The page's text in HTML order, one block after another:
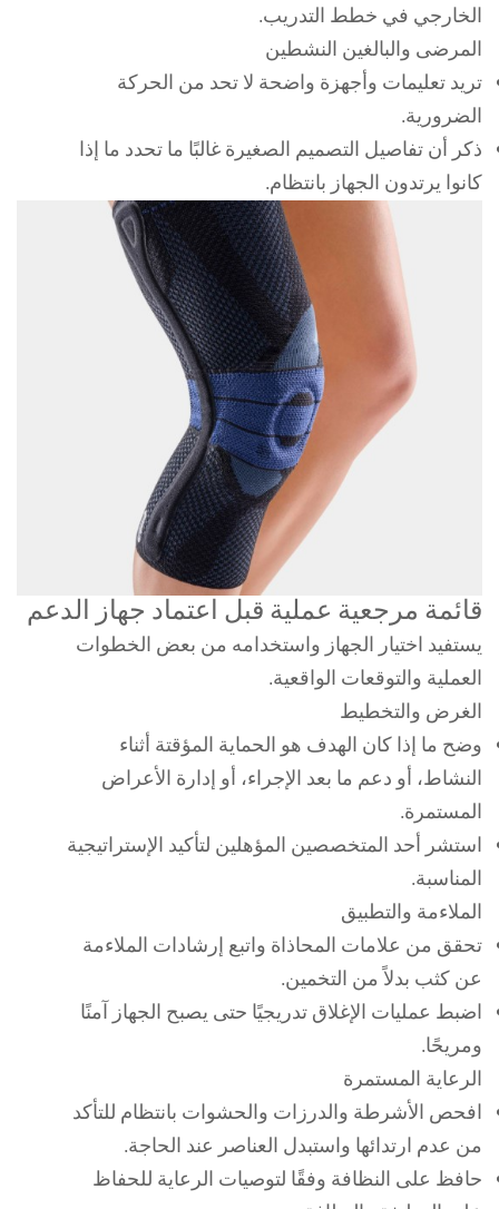
الخارجي في خطط التدريب.
المرضى والبالغين النشطين
تريد تعليمات وأجهزة واضحة لا تحد من الحركة
الضرورية.
ذكر أن تفاصيل التصميم الصغيرة غالبًا ما تحدد ما إذا
كانوا يرتدون الجهاز بانتظام.
قائمة مرجعية عملية قبل اعتماد جهاز الدعم
يستفيد اختيار الجهاز واستخدامه من بعض الخطوات
العملية والتوقعات الواقعية.
الغرض والتخطيط
وضح ما إذا كان الهدف هو الحماية المؤقتة أثناء
النشاط، أو دعم ما بعد الإجراء، أو إدارة الأعراض
المستمرة.
استشر أحد المتخصصين المؤهلين لتأكيد الإستراتيجية
المناسبة.
الملاءمة والتطبيق
تحقق من علامات المحاذاة واتبع إرشادات الملاءمة
عن كثب بدلاً من التخمين.
اضبط عمليات الإغلاق تدريجيًا حتى يصبح الجهاز آمنًا
ومريحًا.
الرعاية المستمرة
افحص الأشرطة والدرزات والحشوات بانتظام للتأكد
من عدم ارتدائها واستبدل العناصر عند الحاجة.
حافظ على النظافة وفقًا لتوصيات الرعاية للحفاظ